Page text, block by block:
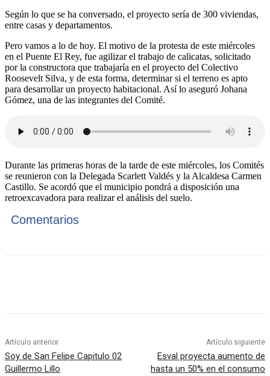
Según lo que se ha conversado, el proyecto sería de 300 viviendas,
entre casas y departamentos.
Pero vamos a lo de hoy. El motivo de la protesta de este miércoles
en el Puente El Rey, fue agilizar el trabajo de calicatas, solicitado
por la constructora que trabajaría en el proyecto del Colectivo
Roosevelt Silva, y de esta forma, determinar si el terreno es apto
para desarrollar un proyecto habitacional. Así lo aseguró Johana
Gómez, una de las integrantes del Comité.
Durante las primeras horas de la tarde de este miércoles, los Comités
se reunieron con la Delegada Scarlett Valdés y la Alcaldesa Carmen
Castillo. Se acordó que el municipio pondrá a disposición una
retroexcavadora para realizar el análisis del suelo.
Comentarios
Artículo anterior
Soy de San Felipe Capitulo 02
Guillermo Lillo
Artículo siguiente
Esval proyecta aumento de
hasta un 50% en el consumo